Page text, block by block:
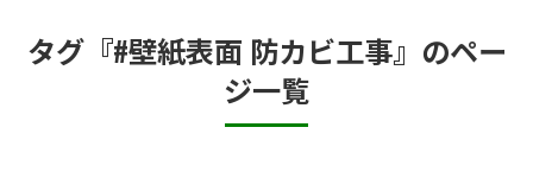
タグ『#壁紙表面 防カビ工事』のペー
ジ一覧